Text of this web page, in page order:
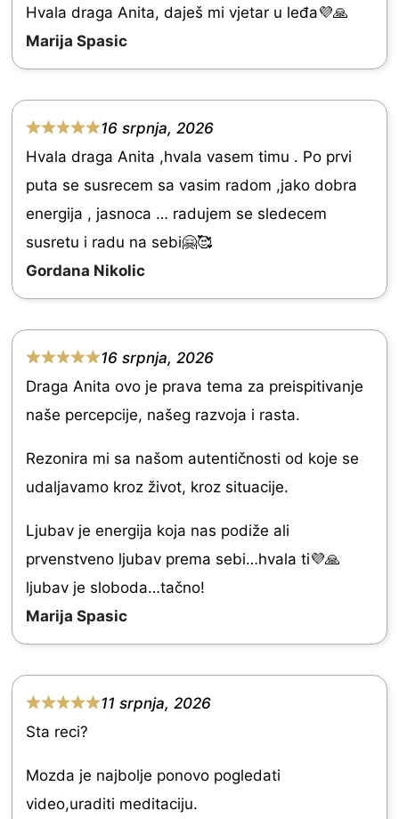
f
5
e
d
5
.
0
o
u
t
o
f
5
Hvala draga Anita, daješ mi vjetar u leđa💜🙏
Marija Spasic
e
o
u
t
o
f
16 srpnja, 2026
Hvala draga Anita ,hvala vasem timu . Po prvi
puta se susrecem sa vasim radom ,jako dobra
energija , jasnoca … radujem se sledecem
susretu i radu na sebi🤗🥰
Gordana Nikolic
t
e
d
.
0
o
u
f
5
16 srpnja, 2026
Draga Anita ovo je prava tema za preispitivanje
naše percepcije, našeg razvoja i rasta.
Rezonira mi sa našom autentičnosti od koje se
udaljavamo kroz život, kroz situacije.
Ljubav je energija koja nas podiže ali
prvenstveno ljubav prema sebi…hvala ti💜🙏
ljubav je sloboda…tačno!
Marija Spasic
t
e
11 srpnja, 2026
Sta reci?
Mozda je najbolje ponovo pogledati
video,uraditi meditaciju.